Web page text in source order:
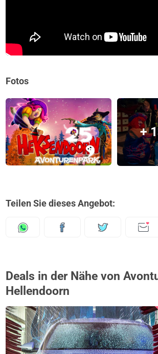
Fotos
+
Teilen Sie dieses Angebot:
Deals in der Nähe von
Hellendoorn